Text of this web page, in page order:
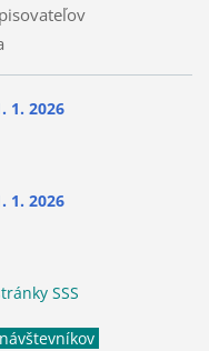
1. 2026
1. 2026
SSS